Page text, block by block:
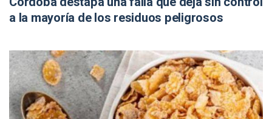
a la mayoría de los residuos peligrosos